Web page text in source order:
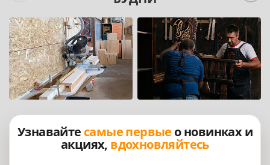
Узнавайте самые первые о новинках и
акциях, вдохновляйтесь